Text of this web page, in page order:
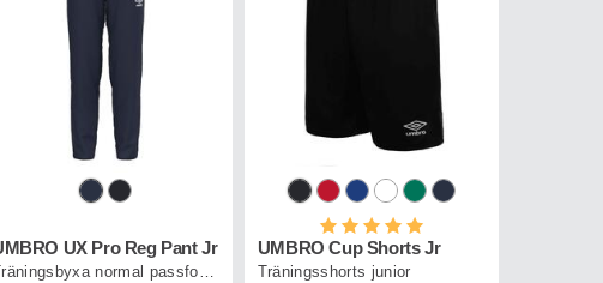
UX Pro Reg Pant Jr
Träningsbyxa normal passform junior
Betyg:
UMBRO Cup Shorts Jr
Träningsshorts junior